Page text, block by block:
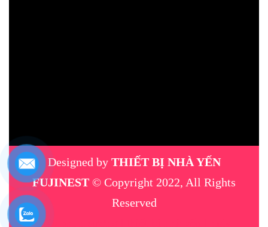
Designed by THIẾT BỊ NHÀ YẾN
FUJINEST © Copyright 2022, All Rights
Reserved
máy phun sương